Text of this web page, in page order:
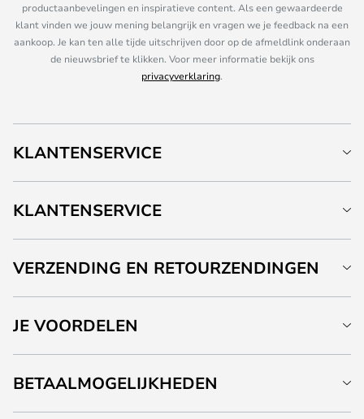
productaanbevelingen en inspiratieve content. Als een gewaardeerde
klant vinden we jouw mening belangrijk en vragen we je feedback na een
aankoop. Je kan ten alle tijde uitschrijven door op de afmeldlink onderaan
de nieuwsbrief te klikken. Voor meer informatie bekijk ons
privacyverklaring.
KLANTENSERVICE
KLANTENSERVICE
VERZENDING EN RETOURZENDINGEN
JE VOORDELEN
BETAALMOGELIJKHEDEN